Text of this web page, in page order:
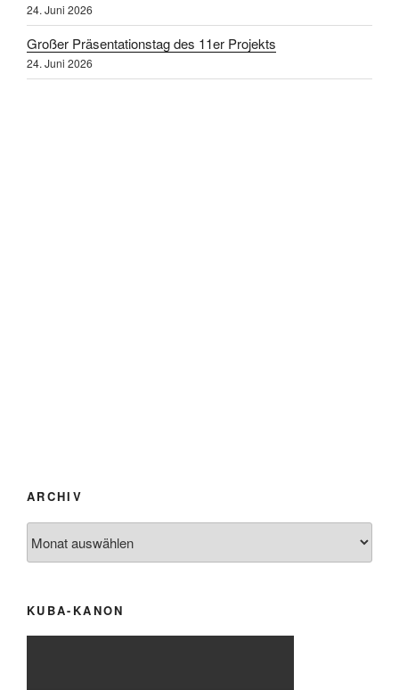
24. Juni 2026
Großer Präsentationstag des 11er Projekts
24. Juni 2026
ARCHIV
KUBA-KANON